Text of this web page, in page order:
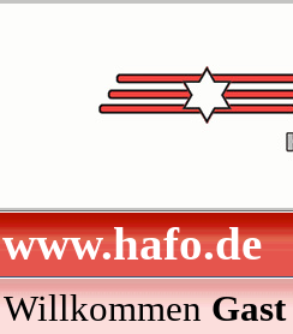
www.hafo.de
WillkommenGast